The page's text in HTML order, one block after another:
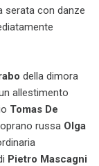
serata con danze
della dimora
allestimento
Tomas De
russa Olga
Pietro Mascagni